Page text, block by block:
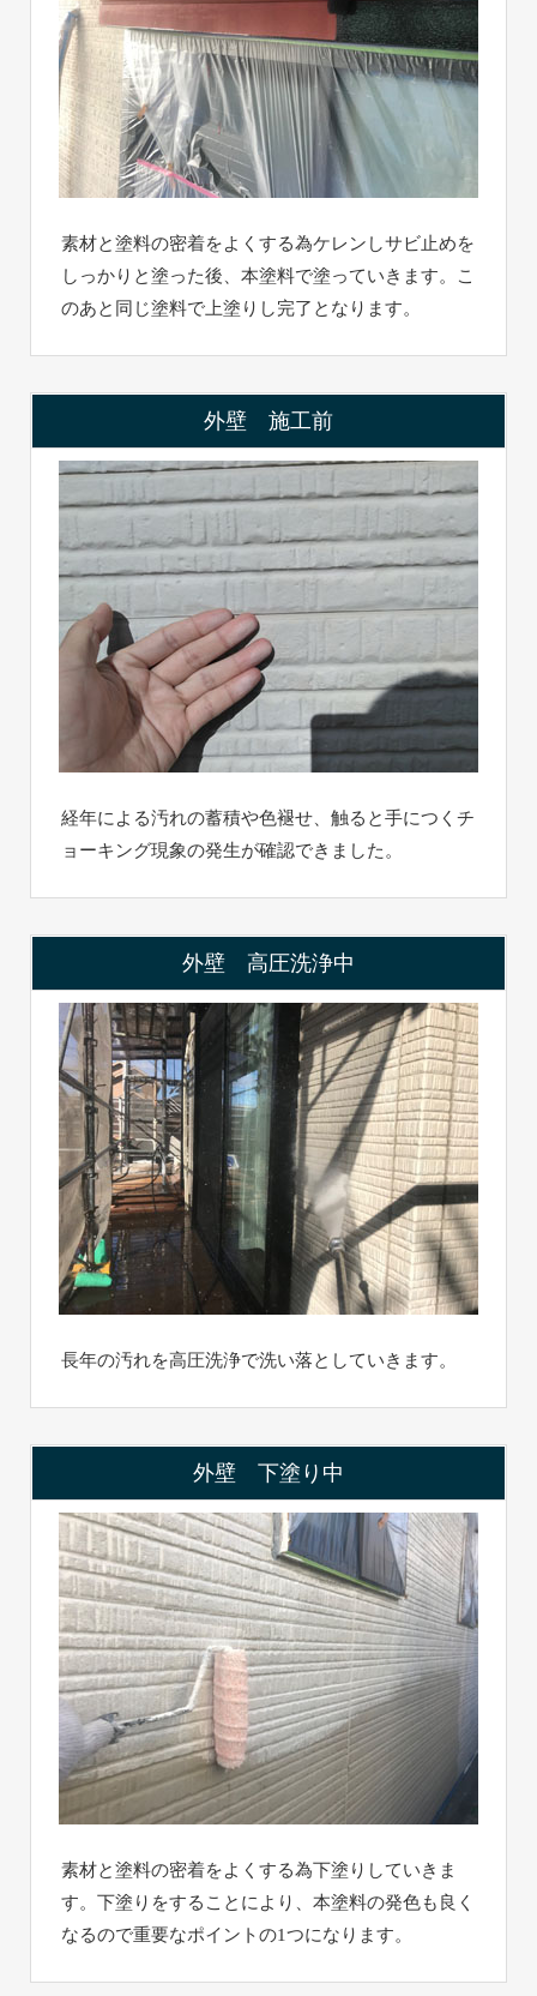
素材と塗料の密着をよくする為ケレンしサビ止めを
しっかりと塗った後、本塗料で塗っていきます。こ
のあと同じ塗料で上塗りし完了となります。
外壁 施工前
経年による汚れの蓄積や色褪せ、触ると手につくチ
ョーキング現象の発生が確認できました。
外壁 高圧洗浄中
長年の汚れを高圧洗浄で洗い落としていきます。
外壁 下塗り中
素材と塗料の密着をよくする為下塗りしていきま
す。下塗りをすることにより、本塗料の発色も良く
なるので重要なポイントの1つになります。